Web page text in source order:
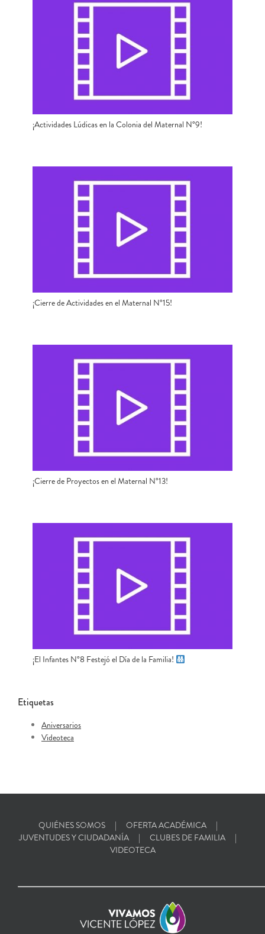
¡Actividades Lúdicas en la Colonia del Maternal N°9!
¡Cierre de Actividades en el Maternal N°15!
¡Cierre de Proyectos en el Maternal N°13!
¡El Infantes N°8 Festejó el Día de la Familia!
Etiquetas
Aniversarios
Videoteca
QUIÉNES SOMOS
OFERTA ACADÉMICA
JUVENTUDES Y CIUDADANÍA
CLUBES DE FAMILIA
VIDEOTECA